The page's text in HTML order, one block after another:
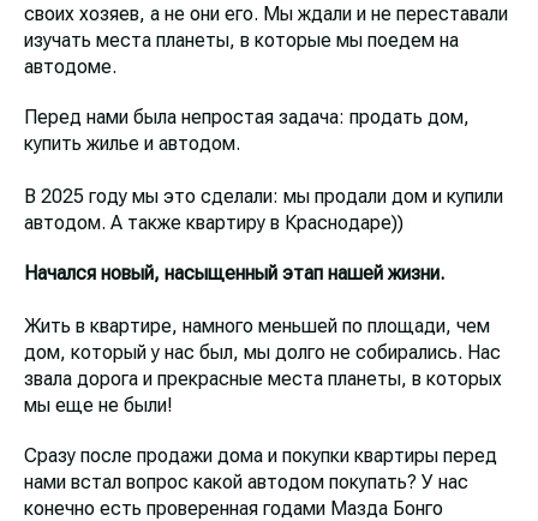
своих хозяев, а не они его. Мы ждали и не переставали
изучать места планеты, в которые мы поедем на
автодоме.
Перед нами была непростая задача: продать дом,
купить жилье и автодом.
В 2025 году мы это сделали: мы продали дом и купили
автодом. А также квартиру в Краснодаре))
Начался новый, насыщенный этап нашей жизни.
Жить в квартире, намного меньшей по площади, чем
дом, который у нас был, мы долго не собирались. Нас
звала дорога и прекрасные места планеты, в которых
мы еще не были!
Сразу после продажи дома и покупки квартиры перед
нами встал вопрос какой автодом покупать? У нас
конечно есть проверенная годами Мазда Бонго